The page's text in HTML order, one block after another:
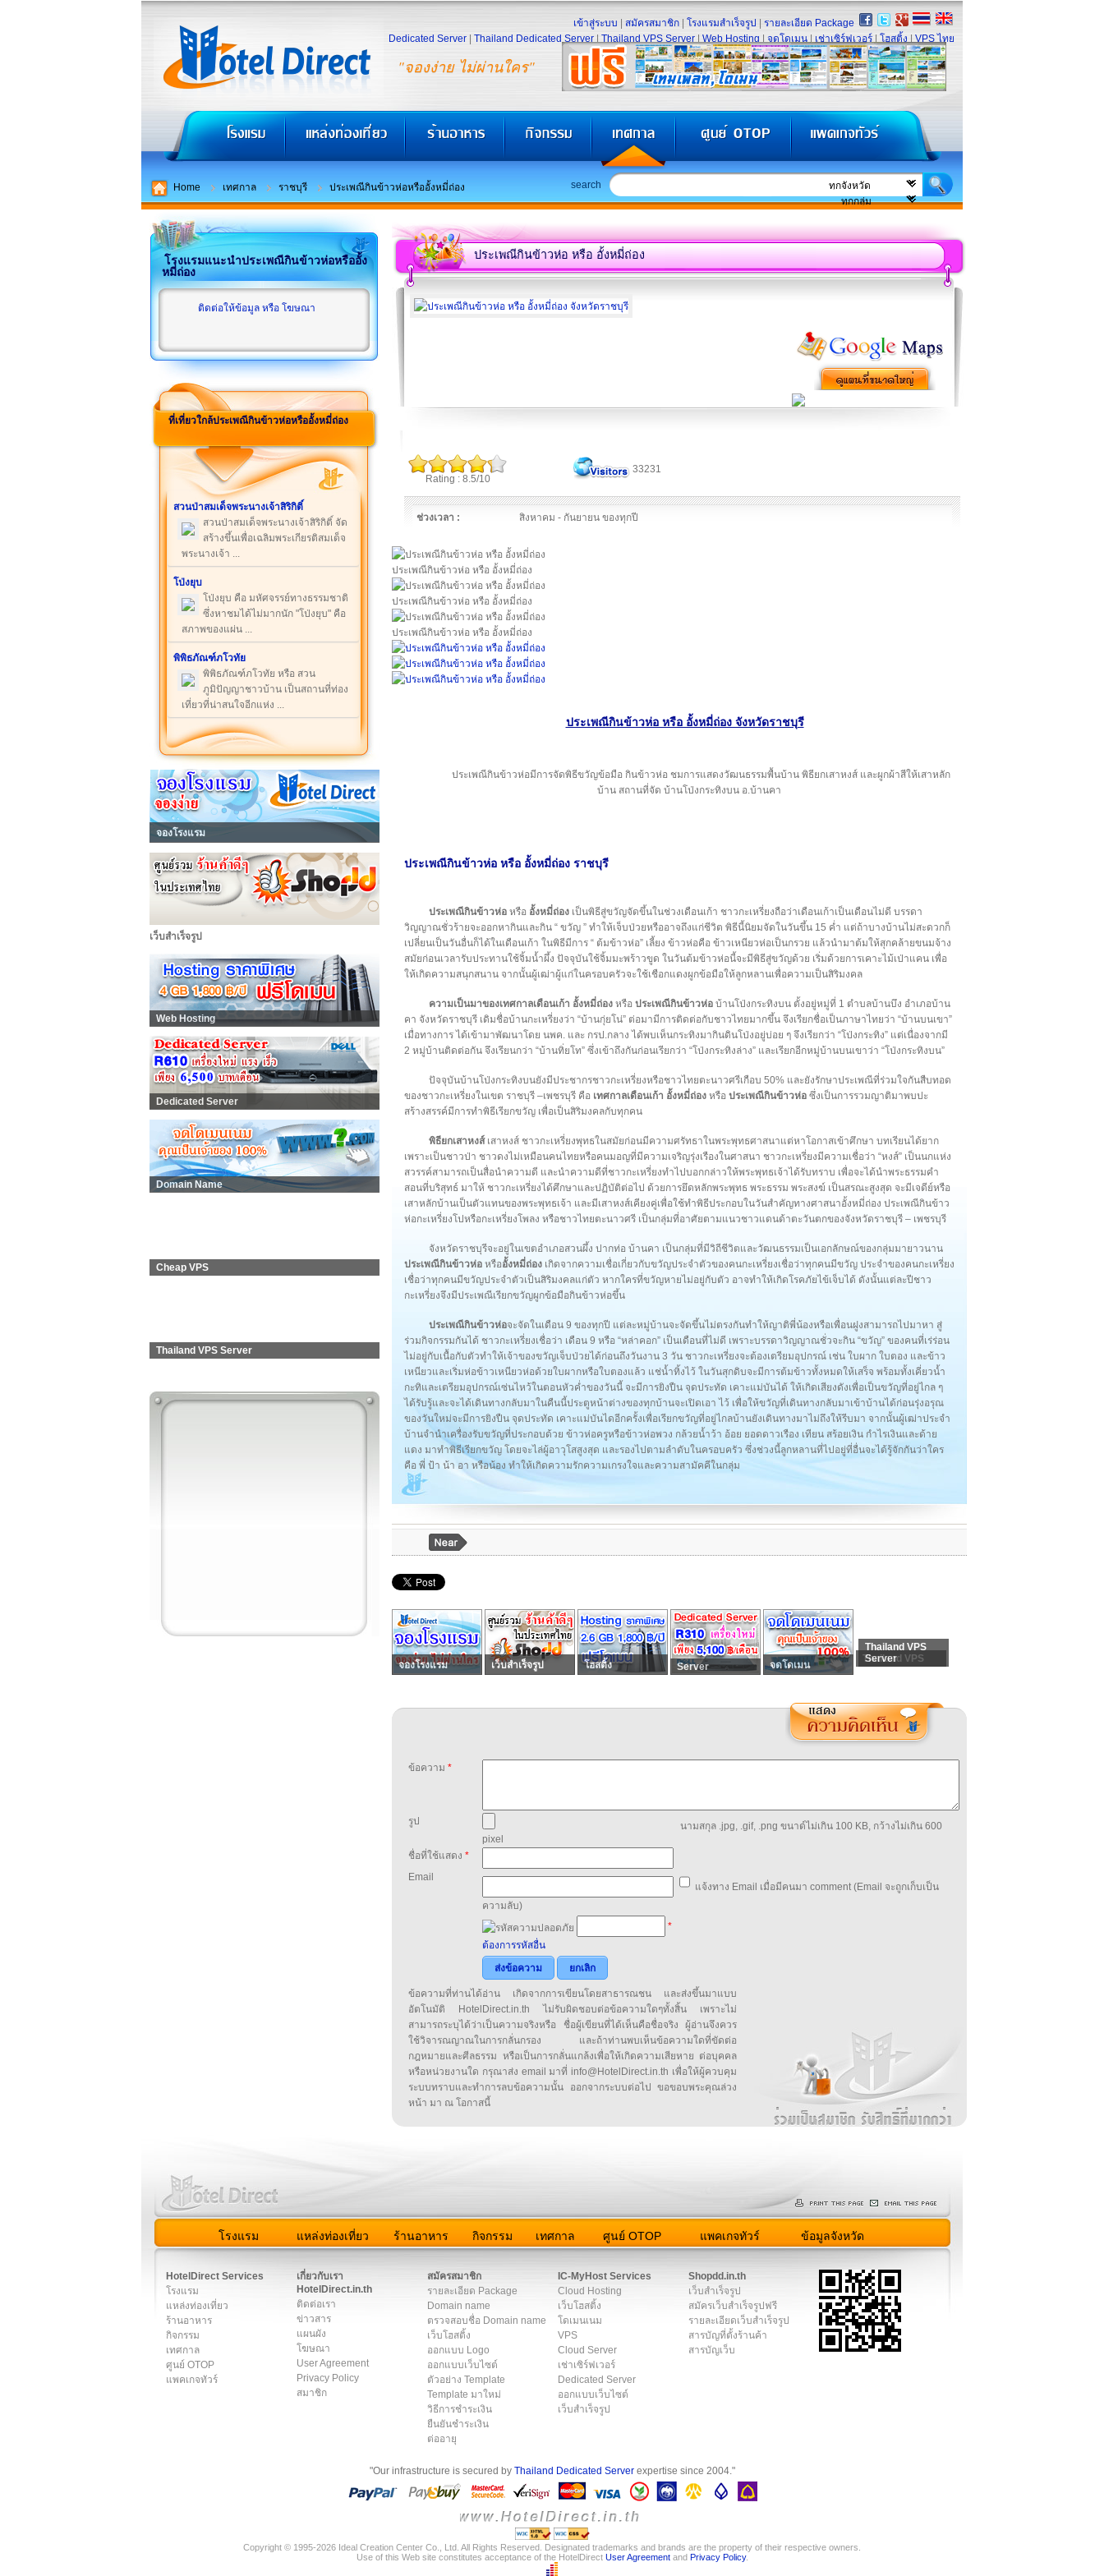
"จองง่าย ไม่ผ่านใคร"
เข้าสู่ระบบ สมัครสมาชิก โรงแรมสำเร็จรูป
รายละเอียด Package
Dedicated Server
Thailand Dedicated Server Thailand VPS Server Web Hosting จดโดเมน เช่าเซิร์ฟเวอร์ โฮสติ้ง VPS ไทย
Home เทศกาล ราชบุรี ประเพณีกินข้าวห่อหรืออั้งหมี่ถ่อง search
โรงแรมแนะนำประเพณีกินข้าวห่อหรืออั้ง
หมี่ถ่อง
ติดต่อให้ข้อมูล หรือ โฆษณา
ที่เที่ยวใกล้ประเพณีกินข้าวห่อหรืออั้งหมี่ถ่อง
สวนป่าสมเด็จพระนางเจ้าสิริกิติ์
สวนป่าสมเด็จพระนางเจ้าสิริกิติ์ จัด
สร้างขึ้นเพื่อเฉลิมพระเกียรติสมเด็จ
พระนางเจ้า ...
โป่งยุบ
โป่งยุบ คือ มหัศจรรย์ทางธรรมชาติ
ซึ่งหาชมได้ไม่มากนัก "โป่งยุบ" คือ
สภาพของแผ่น ...
พิพิธภัณฑ์ภโวทัย
พิพิธภัณฑ์ภโวทัย หรือ สวน
ภูมิปัญญาชาวบ้าน เป็นสถานที่ท่อง
เที่ยวที่น่าสนใจอีกแห่ง ...
จองโรงแรม
เว็บสำเร็จรูป
Web Hosting
Dedicated Server
Domain Name
Cheap VPS
Thailand VPS Server
ประเพณีกินข้าวห่อ หรือ อั้งหมี่ถ่อง
Rating : 8.5/10
33231
ช่วงเวลา : สิงหาคม - กันยายน ของทุกปี
ประเพณีกินข้าวห่อ หรือ อั้งหมี่ถ่อง
ประเพณีกินข้าวห่อ หรือ อั้งหมี่ถ่อง
ประเพณีกินข้าวห่อ หรือ อั้งหมี่ถ่อง
ประเพณีกินข้าวห่อ หรือ อั้งหมี่ถ่อง จังหวัดราชบุรี
ประเพณีกินข้าวห่อมีการจัดพิธีขวัญข้อมือ กินข้าวห่อ ชมการแสดงวัฒนธรรมพื้นบ้าน พิธียกเสาหงส์ และผูกผ้าสีให้เสาหลัก
บ้าน สถานที่จัด บ้านโป่งกระทิงบน อ.บ้านคา
ประเพณีกินข้าวห่อ หรือ อั้งหมี่ถ่อง ราชบุรี
ประเพณีกินข้าวห่อ หรือ อั้งหมี่ถ่อง เป็นพิธีสู่ขวัญจัดขึ้นในช่วงเดือนเก้า ชาวกะเหรี่ยงถือว่าเดือนเก้าเป็นเดือนไม่ดี บรรดา
วิญญาณชั่วร้ายจะออกหากินและกิน “ ขวัญ ” ทำให้เจ็บป่วยหรืออาจถึงแก่ชีวิต พิธีนี้นิยมจัดในวันขึ้น 15 ค่ำ แต่ถ้าบางบ้านไม่สะดวกก็
เปลี่ยนเป็นวันอื่นก็ได้ในเดือนเก้า ในพิธีมีการ “ ต้มข้าวห่อ” เลี้ยง ข้าวห่อคือ ข้าวเหนียวห่อเป็นกรวย แล้วนำมาต้มให้สุกคล้ายขนมจ้าง
สมัยก่อนเวลารับประทานใช้จิ้มน้ำผึ้ง ปัจจุบันใช้จิ้มมะพร้าวขูด ในวันต้มข้าวห่อนี้จะมีพิธีสู่ขวัญด้วย เริ่มด้วยการเคาะไม้เป่าแคน เพื่อ
ให้เกิดความสนุกสนาน จากนั้นผู้เฒ่าผู้แก่ในครอบครัวจะใช้เชือกแดงผูกข้อมือให้ลูกหลานเพื่อความเป็นสิริมงคล
ความเป็นมาของเทศกาลเดือนเก้า อั้งหมี่ถ่อง หรือ ประเพณีกินข้าวห่อ บ้านโป่งกระทิงบน ตั้งอยู่หมู่ที่ 1 ตำบลบ้านบึง อำเภอบ้าน
คา จังหวัดราชบุรี เดิมชื่อบ้านกะเหรี่ยงว่า “บ้านกุ่ยโน่” ต่อมามีการติดต่อกับชาวไทยมากขึ้น จึงเรียกชื่อเป็นภาษาไทยว่า “บ้านบนเขา”
เมื่อทางการ ได้เข้ามาพัฒนาโดย นพค. และ กรป.กลาง ได้พบเห็นกระทิงมากินดินโป่งอยู่บ่อย ๆ จึงเรียกว่า “โป่งกระทิง” แต่เนื่องจากมี
2 หมู่บ้านติดต่อกัน จึงเรียนกว่า “บ้านทิ่ยโท” ซึ่งเข้าถึงกันก่อนเรียกว่า “โป่งกระทิงล่าง” และเรียกอีกหมู่บ้านบนเขาว่า “โป่งกระทิงบน”
ปัจจุบันบ้านโป่งกระทิงบนยังมีประชากรชาวกะเหรี่ยงหรือชาวไทยตะนาวศรีเกือบ 50% และยังรักษาประเพณีที่ร่วมใจกันสืบทอด
ของชาวกะเหรี่ยงในเขต ราชบุรี –เพชรบุรี คือ เทศกาลเดือนเก้า อั้งหมี่ถ่อง หรือ ประเพณีกินข้าวห่อ ซึ่งเป็นการรวมญาติมาพบปะ
สร้างสรรค์มีการทำพิธีเรียกขวัญ เพื่อเป็นสิริมงคลกับทุกคน
พิธียกเสาหงส์เสาหงส์ ชาวกะเหรี่ยงพุทธในสมัยก่อนมีความศรัทธาในพระพุทธศาสนาแต่หาโอกาสเข้าศึกษา บทเรียนได้ยาก
เพราะเป็นชาวป่า ชาวดงไม่เหมือนคนไทยหรือคนมอญที่มีความเจริญรุ่งเรืองในศาสนา ชาวกะเหรี่ยงมีความเชื่อว่า “หงส์” เป็นนกแห่ง
สวรรค์สามารถเป็นสื่อนำความดี และนำความดีที่ชาวกะเหรี่ยงทำไปบอกกล่าวให้พระพุทธเจ้าได้รับทราบ เพื่อจะได้นำพระธรรมคำ
สอนที่บริสุทธ์ มาให้ ชาวกะเหรี่ยงได้ศึกษาและปฏิบัติต่อไป ด้วยการยึดหลักพระพุทธ พระธรรม พระสงฆ์ เป็นสรณะสูงสุด จะมีเจดีย์หรือ
เสาหลักบ้านเป็นตัวแทนของพระพุทธเจ้า และมีเสาหงส์เคียงคู่เพื่อใช้ทำพิธีประกอบในวันสำคัญทางศาสนาอั้งหมี่ถ่อง ประเพณีกินข้าว
ห่อกะเหรี่ยงโปหรือกะเหรี่ยงโพลง หรือชาวไทยตะนาวศรี เป็นกลุ่มที่อาศัยตามแนวชาวแดนด้าตะวันตกของจังหวัดราชบุรี – เพชรบุรี
จังหวัดราชบุรีจะอยู่ในเขตอำเภอสวนผึ้ง ปากท่อ บ้านคา เป็นกลุ่มที่มีวิถีชีวิตและวัฒนธรรมเป็นเอกลักษณ์ของกลุ่มมายาวนาน
ประเพณีกินข้าวห่อ หรืออั้งหมี่ถ่อง เกิดจากความเชื่อเกี่ยวกับขวัญประจำตัวของคนกะเหรี่ยงเชื่อว่าทุกคนมีขวัญ ประจำของคนกะเหรี่ยง
เชื่อว่าทุกคนมีขวัญประจำตัวเป็นสิริมงคลแก่ตัว หากใครที่ขวัญหายไม่อยู่กับตัว อาจทำให้เกิดโรคภัยไข้เจ็บได้ ดังนั้นแต่ละปีชาว
กะเหรี่ยงจึงมีประเพณีเรียกขวัญผูกข้อมือกินข้าวห่อขึ้น
ประเพณีกินข้าวห่อจะจัดในเดือน 9 ของทุกปี แต่ละหมู่บ้านจะจัดขึ้นไม่ตรงกันทำให้ญาติพี่น้องหรือเพื่อนฝูงสามารถไปมาหา สู่
ร่วมกิจกรรมกันได้ ชาวกะเหรี่ยงเชื่อว่า เดือน 9 หรือ “หล่าคอก” เป็นเดือนที่ไม่ดี เพราะบรรดาวิญญาณชั่วจะกิน “ขวัญ” ของคนที่เร่ร่อน
ไม่อยู่กับเนื้อกับตัวทำให้เจ้าของขวัญเจ็บป่วยได้ก่อนถึงวันงาน 3 วัน ชาวกะเหรี่ยงจะต้องเตรียมอุปกรณ์ เช่น ใบผาก ใบตอง และข้าว
เหนียวและเริ่มห่อข้าวเหนียวห่อด้วยใบผากหรือใบตองแล้ว แช่น้ำทิ้งไว้ ในวันสุกดิบจะมีการต้มข้าวทั้งหมดให้เสร็จ พร้อมทั้งเคี่ยวน้ำ
กะทิและเตรียมอุปกรณ์เซ่นไหว้ในตอนหัวค่ำของวันนี้ จะมีการยิงปืน จุดประทัด เคาะแม่บันได้ ให้เกิดเสียงดังเพื่อเป็นขวัญที่อยู่ไกล ๆ
ได้รับรู้และจะได้เดินทางกลับมาในคืนนี้ประตูหน้าต่างของทุกบ้านจะเปิดเอา ไว้ เพื่อให้ขวัญที่เดินทางกลับมาเข้าบ้านได้ก่อนรุ่งอรุณ
ของวันใหม่จะมีการยิงปืน จุดประทัด เคาะแม่บันไดอีกครั้งเพื่อเรียกขวัญที่อยู่ไกลบ้านยังเดินทางมาไม่ถึงให้รีบมา จากนั้นผู้เฒ่าประจำ
บ้านจำนำเครื่องรับขวัญที่ประกอบด้วย ข้าวห่อครูหรือข้าวห่อพวง กล้วยน้ำว้า อ้อย ยอดดาวเรือง เทียน สร้อยเงิน กำไรเงินและด้าย
แดง มาทำพิธีเรียกขวัญ โดยจะไล่ผู้อาวุโสสูงสุด และรองไปตามลำดับในครอบครัว ซึ่งช่วงนี้ลูกหลานที่ไปอยู่ที่อื่นจะได้รู้จักกันว่าใคร
คือ พี่ ป้า น้า อา หรือน้อง ทำให้เกิดความรักความเกรงใจและความสามัคคีในกลุ่ม
จองโรงแรม เว็บสำเร็จรูป โฮสติ้ง Server จดโดเมน
Thailand VPS
Thailand VPS
Server
ข้อความ *
รูป
นามสกุล .jpg, .gif, .png ขนาด์ไม่เกิน 100 KB, กว้างไม่เกิน 600
pixel
ชื่อที่ใช้แสดง *
Email
แจ้งทาง Email เมื่อมีคนมา comment (Email จะถูกเก็บเป็น
ความลับ)
*
ต้องการรหัสอื่น
ส่งข้อความ
ยกเลิก
ข้อความที่ท่านได้อ่าน เกิดจากการเขียนโดยสาธารณชน และส่งขึ้นมาแบบ
อัตโนมัติ HotelDirect.in.th ไม่รับผิดชอบต่อข้อความใดๆทั้งสิ้น เพราะไม่
สามารถระบุได้ว่าเป็นความจริงหรือ ชื่อผู้เขียนที่ได้เห็นคือชื่อจริง ผู้อ่านจึงควร
ใช้วิจารณญาณในการกลั่นกรอง และถ้าท่านพบเห็นข้อความใดที่ขัดต่อ
กฎหมายและศีลธรรม หรือเป็นการกลั่นแกล้งเพื่อให้เกิดความเสียหาย ต่อบุคคล
หรือหน่วยงานใด กรุณาส่ง email มาที่ info@HotelDirect.in.th เพื่อให้ผู้ควบคุม
ระบบทราบและทำการลบข้อความนั้น ออกจากระบบต่อไป ขอขอบพระคุณล่วง
หน้า มา ณ โอกาสนี้
โรงแรม แหล่งท่องเที่ยว ร้านอาหาร กิจกรรม เทศกาล ศูนย์ OTOP แพคเกจทัวร์ ข้อมูลจังหวัด
HotelDirect Services
โรงแรม
แหล่งท่องเที่ยว
ร้านอาหาร
กิจกรรม
เทศกาล
ศูนย์ OTOP
แพคเกจทัวร์
เกี่ยวกับเรา
HotelDirect.in.th
ติดต่อเรา
ข่าวสาร
แผนผัง
โฆษณา
User Agreement
Privacy Policy
สมาชิก
สมัครสมาชิก
รายละเอียด Package
Domain name
ตรวจสอบชื่อ Domain name
เว็บโฮสติ้ง
ออกแบบ Logo
ออกแบบเว็บไซต์
ตัวอย่าง Template
Template มาใหม่
วิธีการชำระเงิน
ยืนยันชำระเงิน
ต่ออายุ
IC-MyHost Services
Cloud Hosting
เว็บโฮสติ้ง
โดเมนเนม
VPS
Cloud Server
เช่าเซิร์ฟเวอร์
Dedicated Server
ออกแบบเว็บไซต์
เว็บสำเร็จรูป
Shopdd.in.th
เว็บสำเร็จรูป
สมัครเว็บสำเร็จรูปฟรี
รายละเอียดเว็บสำเร็จรูป
สารบัญที่ตั้งร้านค้า
สารบัญเว็บ
"Our infrastructure is secured by Thailand Dedicated Serverexpertise since 2004."
Copyright © 1995-2026 Ideal Creation Center Co., Ltd. All Rights Reserved. Designated trademarks and brands are the property of their respective owners.
Use of this Web site constitutes acceptance of the HotelDirect User Agreementand Privacy Policy.